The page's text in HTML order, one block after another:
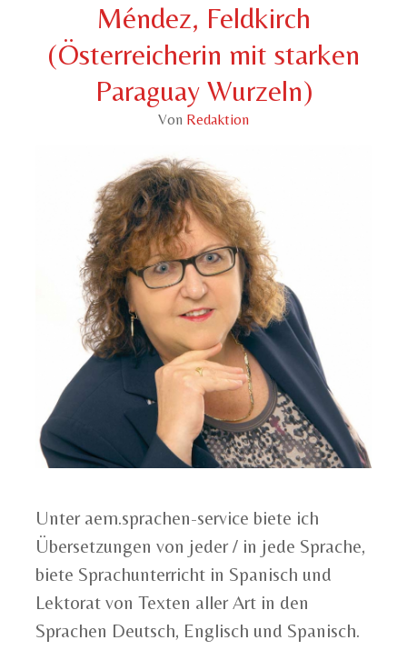
Méndez, Feldkirch
(Österreicherin mit starken
Paraguay Wurzeln)
Von Redaktion
Unter aem.sprachen-service biete ich
Übersetzungen von jeder / in jede Sprache,
biete Sprachunterricht in Spanisch und
Lektorat von Texten aller Art in den
Sprachen Deutsch, Englisch und Spanisch.